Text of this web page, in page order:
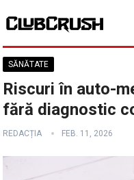
SĂNĂTATE
Riscuri în auto-
fără diagnostic
REDACȚIA FEB. 11, 2026